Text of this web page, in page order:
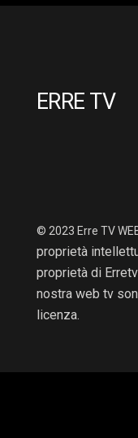
ERRE TV
© 2023 Erre TV
proprietà
proprietà di
nostra web tv
licenza.